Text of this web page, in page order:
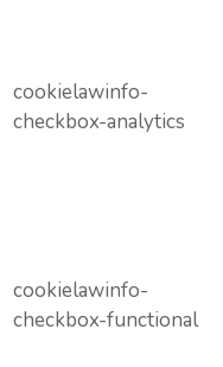
cookielawinfo-
checkbox-analytics
cookielawinfo-
checkbox-functional